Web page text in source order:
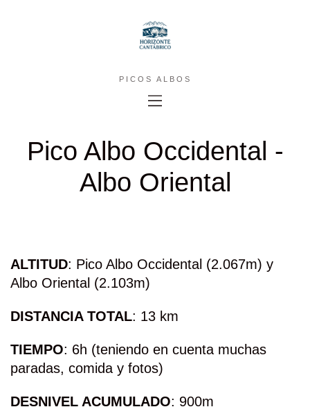
PICOS ALBOS
Pico Albo Occidental -
Albo Oriental
ALTITUD: Pico Albo Occidental (2.067m) y
Albo Oriental (2.103m)
DISTANCIA TOTAL: 13 km
TIEMPO: 6h (teniendo en cuenta muchas
paradas, comida y fotos)
DESNIVEL ACUMULADO: 900m